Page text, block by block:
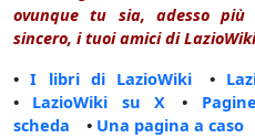
ovunque tu sia, adesso
sincero, i tuoi amici di
•I libri di LazioWiki •
• LazioWiki su X •
scheda • Una pagina a caso